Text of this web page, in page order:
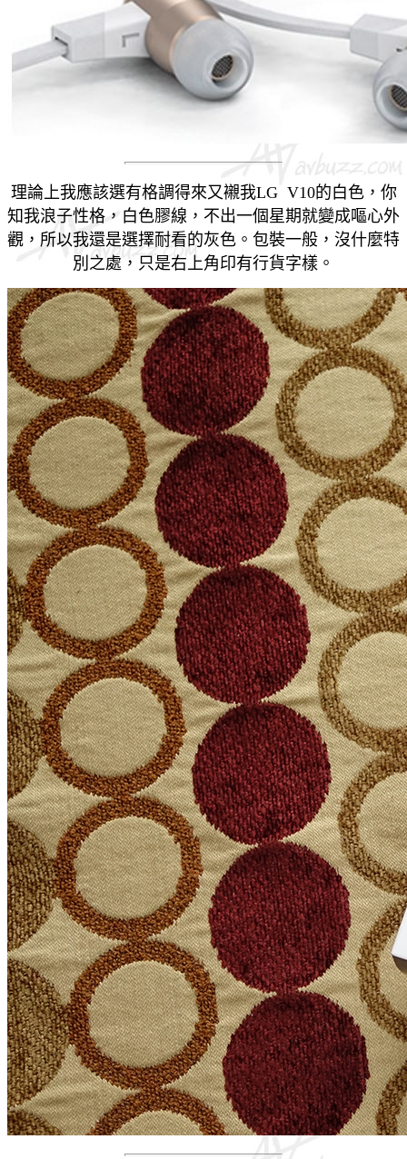
理論上我應該選有格調得來又襯我LG V10的白色，你
知我浪子性格，白色膠線，不出一個星期就變成嘔心外
觀，所以我還是選擇耐看的灰色。 包裝一般，沒什麼特
別之處，只是右上角印有行貨字樣。